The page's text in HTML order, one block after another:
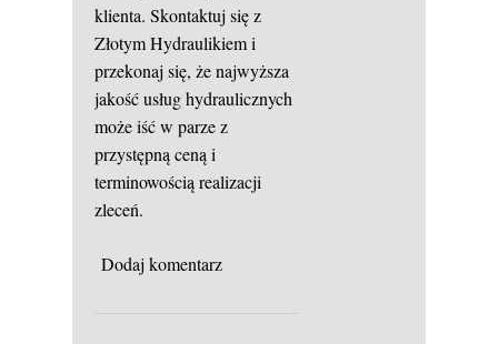
klienta. Skontaktuj się z
Złotym Hydraulikiem i
przekonaj się, że najwyższa
jakość usług hydraulicznych
może iść w parze z
przystępną ceną i
terminowością realizacji
zleceń.
Dodaj komentarz